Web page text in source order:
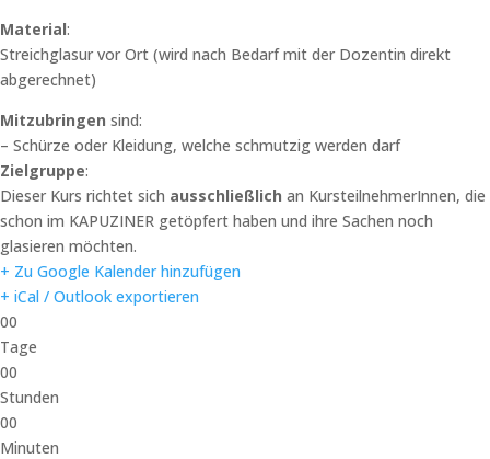
Material:
Streichglasur vor Ort (wird nach Bedarf mit der Dozentin direkt
abgerechnet)
Mitzubringen sind:
– Schürze oder Kleidung, welche schmutzig werden darf
Zielgruppe:
Dieser Kurs richtet sich ausschließlich an KursteilnehmerInnen, die
schon im KAPUZINER getöpfert haben und ihre Sachen noch
glasieren möchten.
+ Zu Google Kalender hinzufügen
+ iCal / Outlook exportieren
00
Tage
00
Stunden
00
Minuten